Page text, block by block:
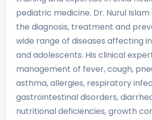
pediatric medicine. Dr. Nurul Islam
the diagnosis, treatment and
wide range of diseases affecting
and adolescents. His clinical
management of fever, cough,
asthma, allergies, respiratory
gastrointestinal disorders,
nutritional deficiencies, growth